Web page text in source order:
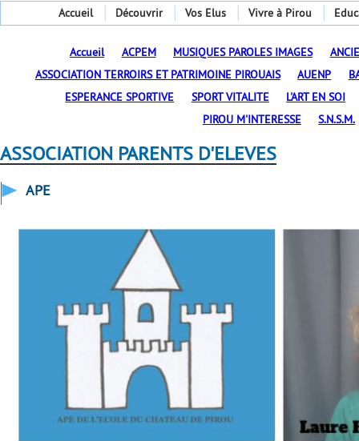
Accueil Découvrir Vos Elus Vivre à Pirou
Accueil ACPEM MUSIQUES PAROLES IMAGES
ASSOCIATION TERROIRS ET PATRIMOINE PIROUAIS
AUENP
ESPERANCE SPORTIVE
SPORT VITALITE
L'ART EN SOI
PIROU M'INTERESSE
S.N.S.M.
ASSOCIATION PARENTS D'ELEVES
APE